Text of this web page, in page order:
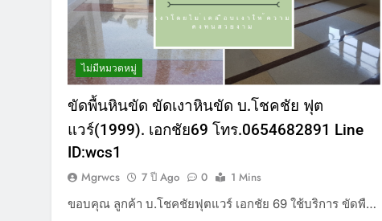
ไม่มีหมวดหมู่
ขัดพื้นหินขัด ขัดเงาหินขัด บ.โชคชัย ฟุต
แวร์(1999). เอกชัย69 โทร.0654682891 Line
ID:wcs1
Mgrwcs 7 ปี Ago 0
1 Mins
ขอบคุณ ลูกค้า บ.โชคชัยฟุตแวร์ เอกชัย 69 ใช้บริการ ขัดพื…